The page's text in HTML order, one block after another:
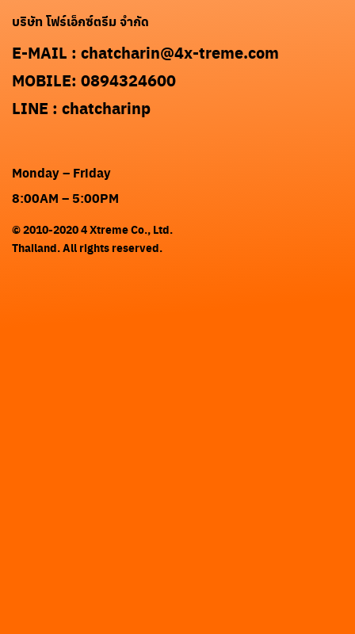
บริษัท โฟร์เอ็กซ์ตรีม จำกัด
E-MAIL : chatcharin@4x-treme.com
MOBILE: 0894324600
LINE : chatcharinp
Monday – Friday
8:00AM – 5:00PM
© 2010-2020 4 Xtreme Co., Ltd.
Thailand. All rights reserved.